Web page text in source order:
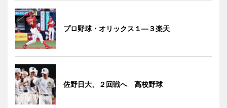
プロ野球・オリックス１―３楽天
佐野日大、２回戦へ 高校野球